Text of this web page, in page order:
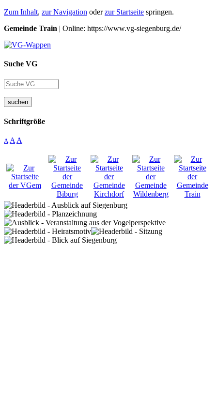
Zum Inhalt, zur Navigation oderzur Startseite springen.
Gemeinde Train | Online: https://www.vg-siegenburg.de/
Suche VG
suchen
Schriftgröße
A A A